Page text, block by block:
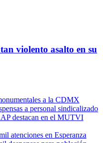
violento asalto en su
a la CDMX
a personal sindicalizado
destacan en el MUTVI
atenciones en Esperanza